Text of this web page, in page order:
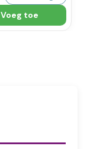
Voeg toe